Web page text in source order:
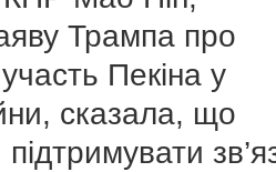
Трампа про
Пекіна у
сказала, що